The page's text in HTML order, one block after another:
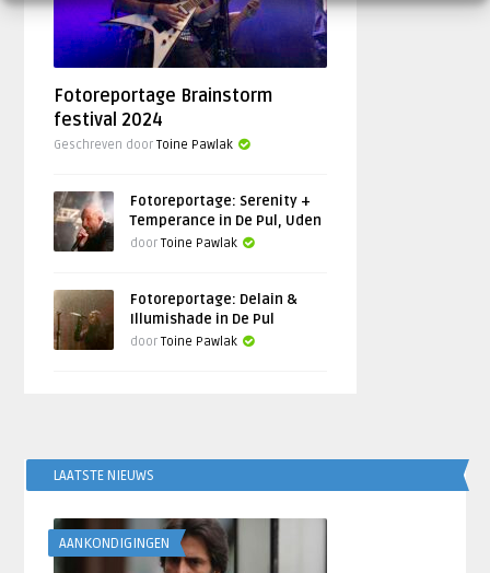
Fotoreportage Brainstorm
festival 2024
Geschreven doorToine Pawlak
Fotoreportage: Serenity +
Temperance in De Pul, Uden
doorToine Pawlak
Fotoreportage: Delain &
Illumishade in De Pul
doorToine Pawlak
LAATSTE NIEUWS
AANKONDIGINGEN